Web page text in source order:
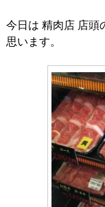
今日は 精肉店 店頭
思います。